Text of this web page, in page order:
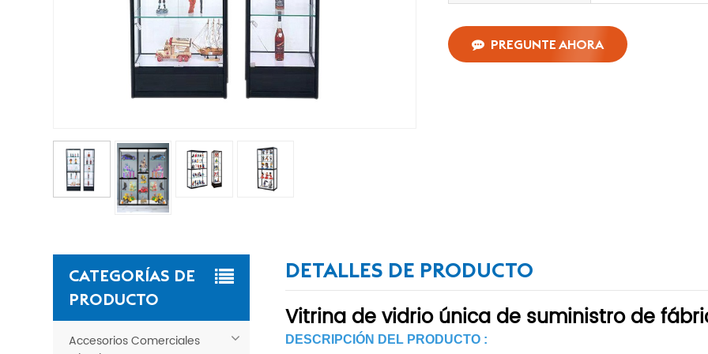
PREGUNTE AHORA
DETALLES DE PRODUCTO
Vitrina de vidrio única de suministro de
DESCRIPCIÓN DEL PRODUCTO :
CATEGORÍAS DE
PRODUCTO
Accesorios Comerciales